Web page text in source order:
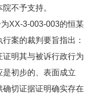
不予支持。
XX-3-003-003的恒某
案的裁判要旨指出：
明其与被诉行政行为
初步的、表面成立
切证据证明确实存在